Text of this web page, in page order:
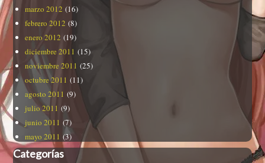
marzo 2012 (16)
febrero 2012 (8)
enero 2012 (19)
diciembre 2011 (15)
noviembre 2011 (25)
octubre 2011 (11)
agosto 2011 (9)
julio 2011 (9)
junio 2011 (7)
mayo 2011 (3)
Categorías